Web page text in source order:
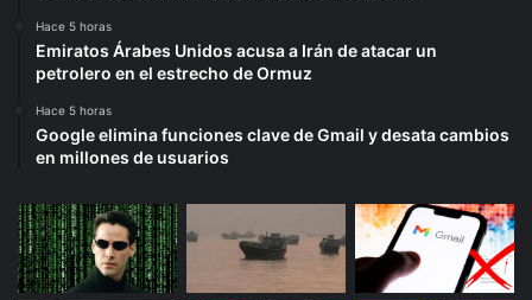
Hace 5 horas
Emiratos Árabes Unidos acusa a Irán de atacar un
petrolero en el estrecho de Ormuz
Hace 5 horas
Google elimina funciones clave de Gmail y desata cambios
en millones de usuarios